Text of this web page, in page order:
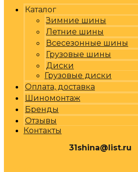
Каталог
Зимние шины
Летние шины
Всесезонные шины
Грузовые шины
Диски
Грузовые диски
Оплата, доставка
Шиномонтаж
Бренды
Отзывы
Контакты
31shina@list.ru